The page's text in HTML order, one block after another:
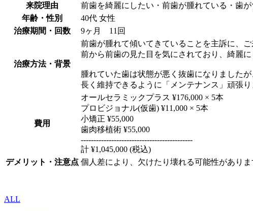
来院理由
前歯を綺麗にしたい・前歯が腫れている・歯が
年齢・性別
40代 女性
治療期間・回数
9ヶ月 11回
治療方法・背景
前歯が腫れて傾いてきていることを主訴に、ご
前から前歯の見た目を気にされており、綺麗
腫れていた歯は状態が悪く抜歯になりました
長く維持できるように「メンテナンス」頑張り
費用
オールセラミックプラス ¥176,000 × 5本
プロビジョナル(仮歯) ¥11,000 × 5本
小矯正 ¥55,000
歯肉移植術 ¥55,000
--------------------------------------------
計 ¥1,045,000 (税込)
デメリット・注意点 個人差により、欠けたり壊れる可能性がありま
ALL